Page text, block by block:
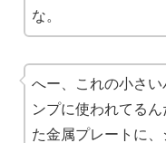
な。
へー、これの小さ
ンプに使われてる
た金属プレートに